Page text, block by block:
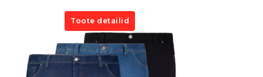
Toote detailid